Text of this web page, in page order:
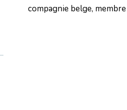
compagnie belge,